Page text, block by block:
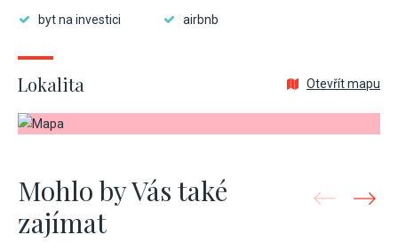
byt na investici
airbnb
Lokalita Otevřít mapu
Mohlo by Vás také
zajímat